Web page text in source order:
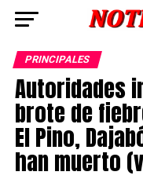
PRINCIPALES
Autoridades
brote de
El Pino,
han muerto